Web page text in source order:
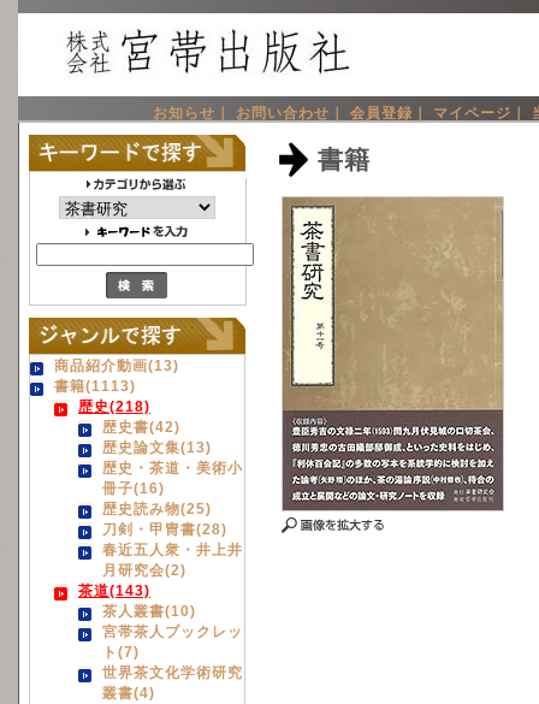
お知らせ｜ お問い合わせ｜ 会員登録｜ マイページ｜
商品紹介動画(13)
書籍(1113)
歴史(218)
歴史書(42)
歴史論文集(13)
歴史・茶道・美術小
冊子(16)
歴史読み物(25)
刀剣・甲冑書(28)
春近五人衆・井上井
月研究会(2)
茶道(143)
茶人叢書(10)
宮帯茶人ブックレッ
ト(7)
世界茶文化学術研究
叢書(4)
書籍